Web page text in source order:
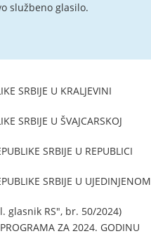
službeno glasilo.
SRBIJE U KRALJEVINI
SRBIJE U ŠVAJCARSKOJ
SRBIJE U REPUBLICI
SRBIJE U UJEDINJENOM
glasnik RS", br. 50/2024)
ZA 2024. GODINU